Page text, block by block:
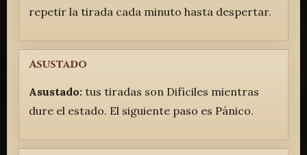
repetir la tirada cada minuto hasta despertar.
Asustado
Asustado:tus tiradas son Difíciles mientras
dure el estado. El siguiente paso es Pánico.